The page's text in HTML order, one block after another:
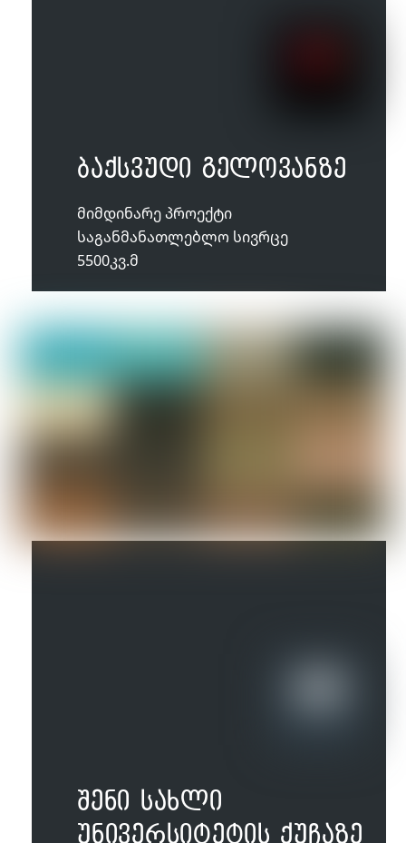
ბაქსვუდი გელოვანზე
მიმდინარე პროექტი
საგანმანათლებლო სივრცე
5500კვ.მ
შენი სახლი
უნივერსიტეტის ქუჩაზე